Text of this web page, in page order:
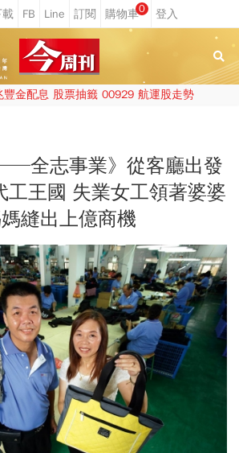
0
豐金配息 股票抽籤 00929 航運股走勢
全志事業》從客廳出發
工王國 失業女工領著婆婆
縫出上億商機